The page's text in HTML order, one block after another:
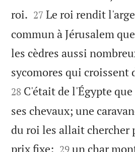
roi. 

27 Le roi rendit
commun à Jérusalem
les cèdres aussi
sycomores qui croissent
28 C'était de l'Égypte
ses chevaux; une
du roi les allait chercher
prix fixe: 

29 un char